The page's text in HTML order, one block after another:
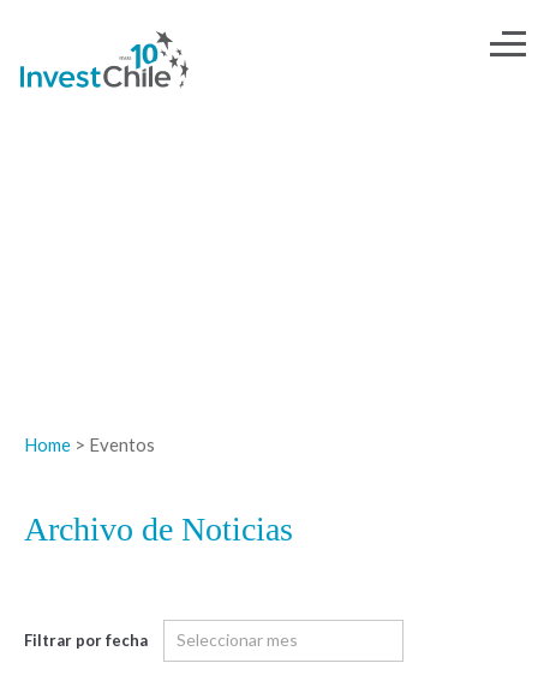
Home > Eventos
Archivo de Noticias
Filtrar por fecha